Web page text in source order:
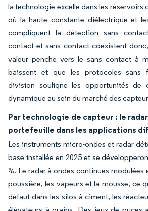
la technologie excelle dans les réservoirs
où la haute constante diélectrique et
compliquent la détection sans
contact et sans contact coexistent
valeur penche vers le sans contact à
baissent et que les protocoles sans
division souligne les opportunités de
dynamique au sein du marché des
Par technologie de capteur : le
portefeuille dans les applications
Les instruments micro-ondes et radar
base installée en 2025 et se
%. Le radar à ondes continues modulées
poussière, les vapeurs et la mousse, ce
défaut dans les silos à ciment, les